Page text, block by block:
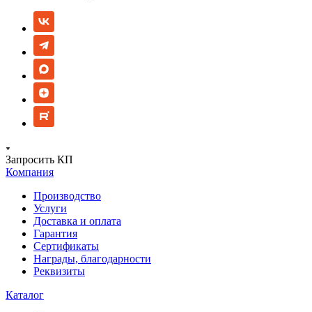
Запросить КП
Компания
Производство
Услуги
Доставка и оплата
Гарантия
Сертификаты
Награды, благодарности
Реквизиты
Каталог